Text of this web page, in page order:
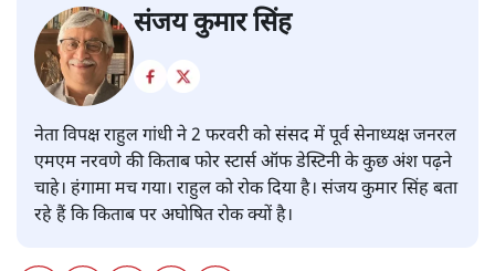
संजय कुमार सिंह
नेता विपक्ष राहुल गांधी ने 2 फरवरी को संसद में पूर्व सेनाध्यक्ष जनरल
एमएम नरवणे की किताब फोर स्टार्स ऑफ डेस्टिनी के कुछ अंश पढ़ने
चाहे। हंगामा मच गया। राहुल को रोक दिया है। संजय कुमार सिंह बता
रहे हैं कि किताब पर अघोषित रोक क्यों है।